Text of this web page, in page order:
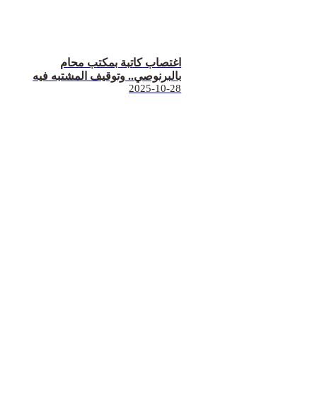
اغتصاب كاتبة بمكتب محام
بالبرنوصي.. وتوقيف المشتبه فيه
2025-10-28